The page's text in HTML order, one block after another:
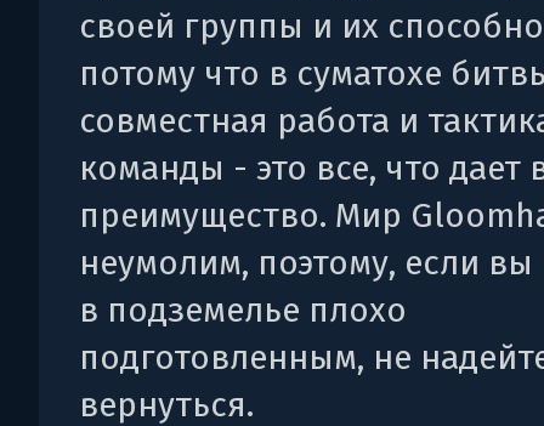
своей группы и их
потому что в суматохе
совместная работа и
команды - это все, что дает
преимущество. Мир
неумолим, поэтому, если вы
в подземелье плохо
подготовленным, не
вернуться.